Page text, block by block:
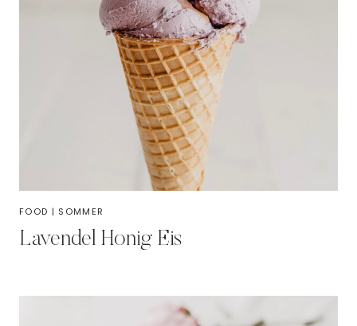
FOOD | SOMMER
Lavendel Honig Eis